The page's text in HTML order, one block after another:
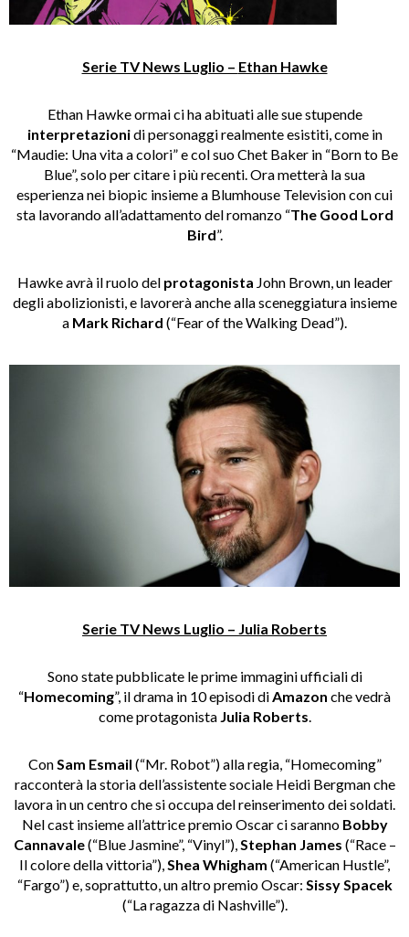
Serie TV News Luglio – Ethan Hawke
Ethan Hawke ormai ci ha abituati alle sue stupende
interpretazionidi personaggi realmente esistiti, come in
“Maudie: Una vita a colori” e col suo Chet Baker in “Born to Be
Blue”, solo per citare i più recenti. Ora metterà la sua
esperienza nei biopic insieme a Blumhouse Television con cui
sta lavorando all’adattamento del romanzo “The Good Lord
Bird”.
Hawke avrà il ruolo del protagonista John Brown, un leader
degli abolizionisti, e lavorerà anche alla sceneggiatura insieme
a Mark Richard (“Fear of the Walking Dead”).
Serie TV News Luglio – Julia Roberts
Sono state pubblicate le prime immagini ufficiali di
“Homecoming”, il drama in 10 episodi di Amazon che vedrà
come protagonista Julia Roberts
Con Sam Esmail (“Mr. Robot”) alla regia, “Homecoming”
racconterà la storia dell’assistente sociale Heidi Bergman che
lavora in un centro che si occupa del reinserimento dei soldati.
Nel cast insieme all’attrice premio Oscar ci saranno Bobby
Cannavale(“Blue Jasmine”, “Vinyl”), Stephan James (“Race –
Il colore della vittoria”), Shea Whigham (“American Hustle”,
“Fargo”) e, soprattutto, un altro premio Oscar: Sissy Spacek
(“La ragazza di Nashville”).